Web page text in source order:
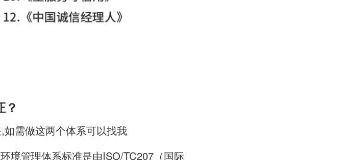
需做这两个体系可以找我
境管理体系标准是由ISO/TC207（国际